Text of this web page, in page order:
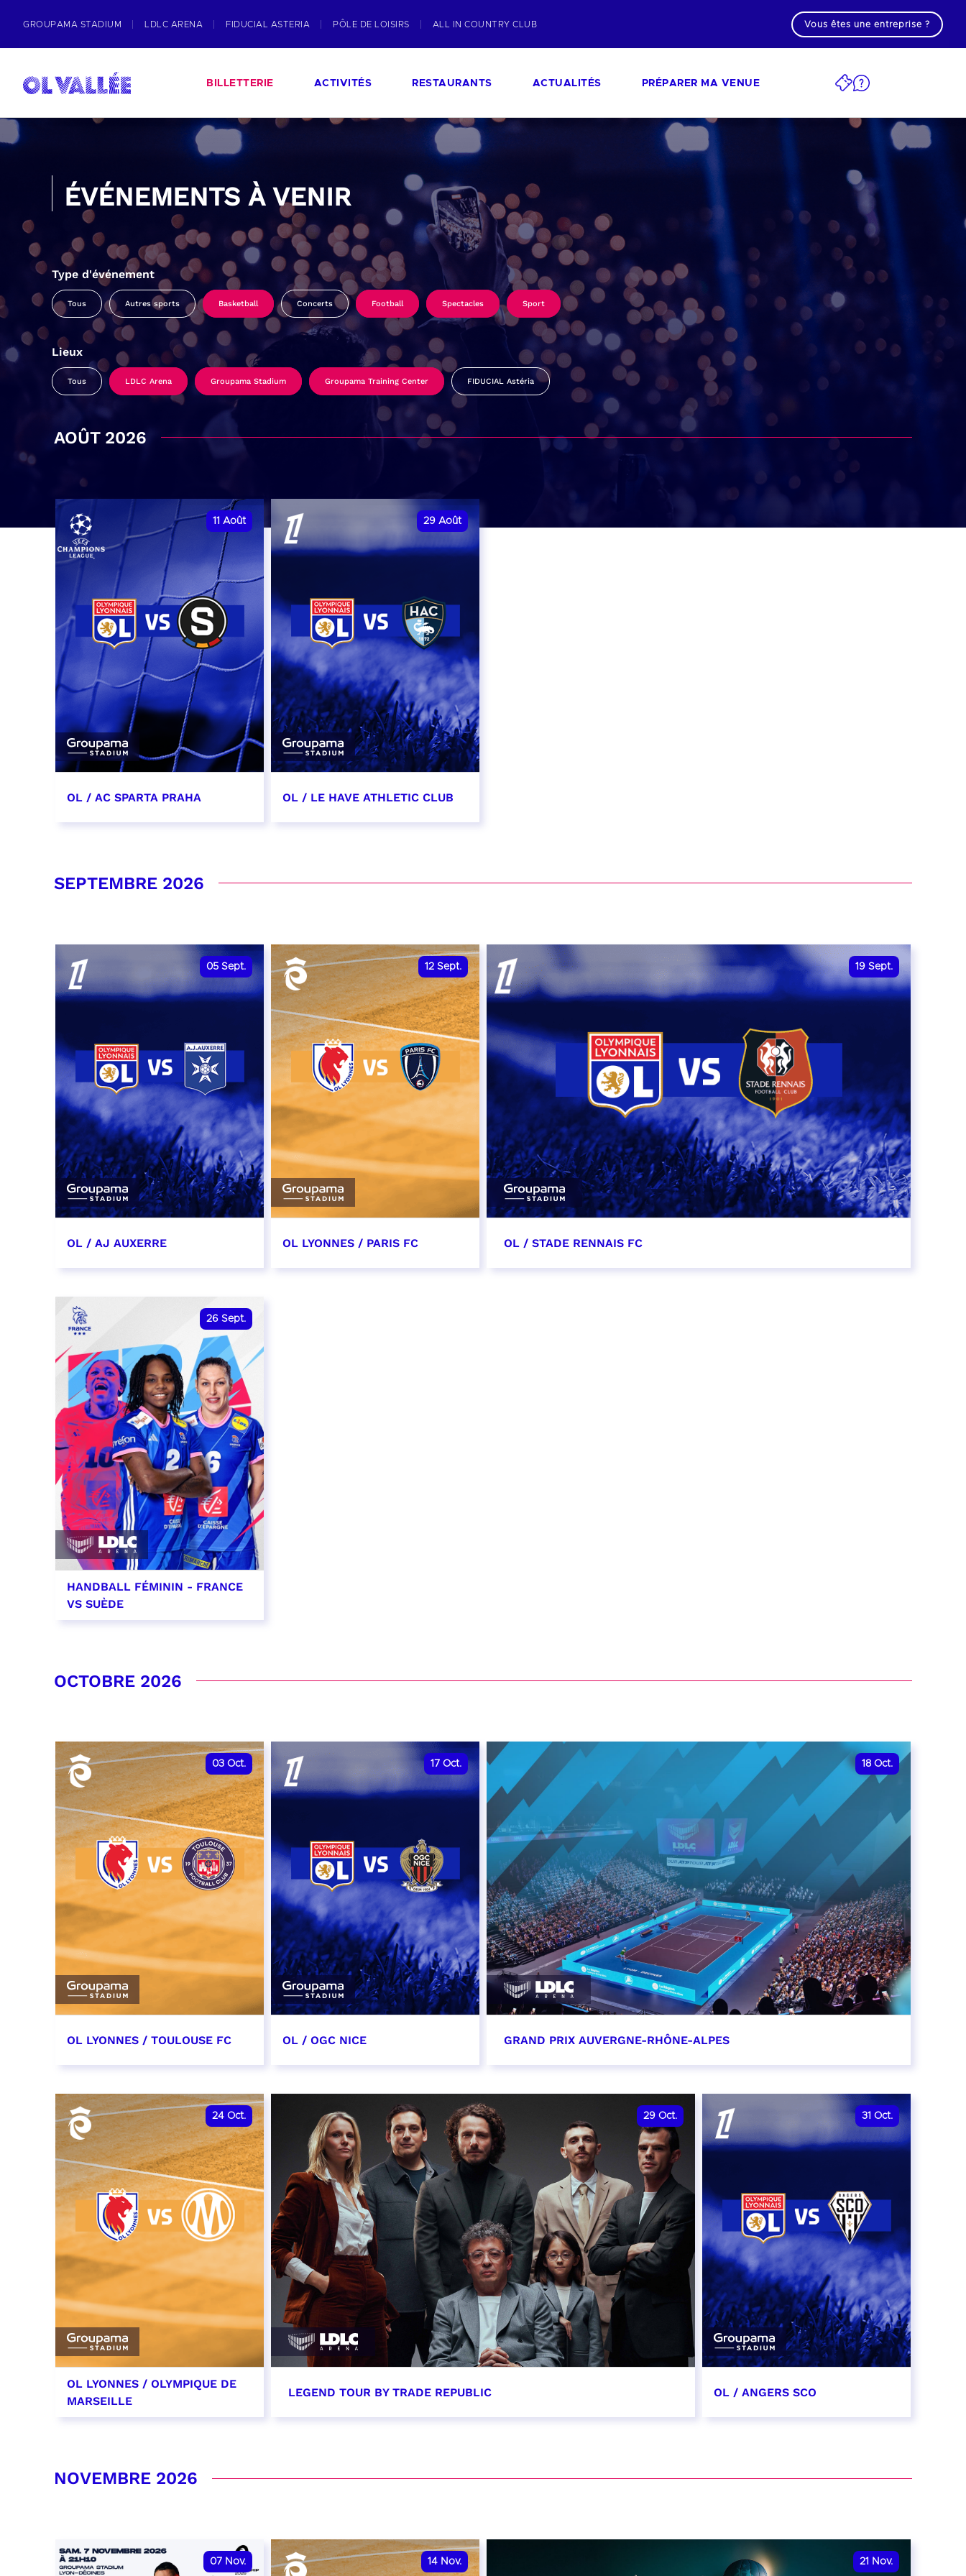
GROUPAMA STADIUM LDLC ARENA FIDUCIAL ASTERIA PÔLE DE LOISIRS ALL IN COUNTRY CLUB Vous êtes une entreprise ?
BILLETTERIE ACTIVITÉS RESTAURANTS ACTUALITÉS PRÉPARER MA VENUE
ÉVÉNEMENTS À VENIR
Type d'événement
Tous Autres sports Basketball Concerts Football Spectacles Sport
Lieux
Tous LDLC Arena Groupama Stadium Groupama Training Center FIDUCIAL Astéria
AOÛT 2026
11 Août
OL / AC SPARTA PRAHA
29 Août
OL / LE HAVE ATHLETIC CLUB
SEPTEMBRE 2026
05 Sept.
OL / AJ AUXERRE
RÉSERVER
12 Sept.
OL LYONNES / PARIS FC
19 Sept.
OL / STADE RENNAIS FC
26 Sept.
HANDBALL FÉMININ - FRANCE
VS SUÈDE
OCTOBRE 2026
03 Oct.
OL LYONNES / TOULOUSE FC
date et heure à confirmer
RÉSERVER
17 Oct.
OL / OGC NICE
date et heure à confirmer
RÉSERVER
18 Oct.
GRAND PRIX AUVERGNE-RHÔNE-ALPES
24 Oct.
OL LYONNES / OLYMPIQUE DE
MARSEILLE
RÉSERVER
29 Oct.
LEGEND TOUR BY TRADE REPUBLIC
31 Oct.
OL / ANGERS SCO
RÉSERVER
NOVEMBRE 2026
07 Nov. 14 Nov. 21 Nov.